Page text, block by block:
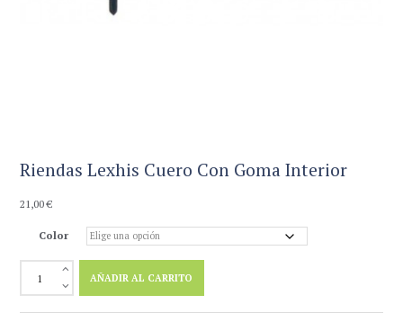
Riendas Lexhis Cuero Con Goma Interior
21,00€
Color
Lexhis
AÑADIR AL CARRITO